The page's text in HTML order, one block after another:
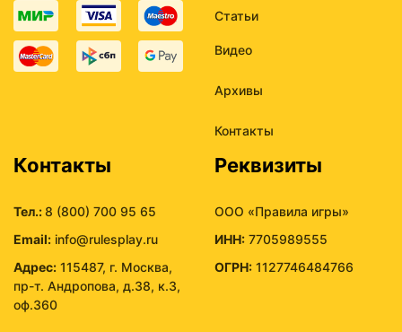
Статьи
Видео
Архивы
Контакты
Контакты
Тел.:8 (800) 700 95 65
Email: info@rulesplay.ru
Адрес: 115487, г. Москва,
пр-т. Андропова, д.38, к.3,
оф.360
Реквизиты
ООО «Правила игры»
ИНН: 7705989555
ОГРН: 1127746484766